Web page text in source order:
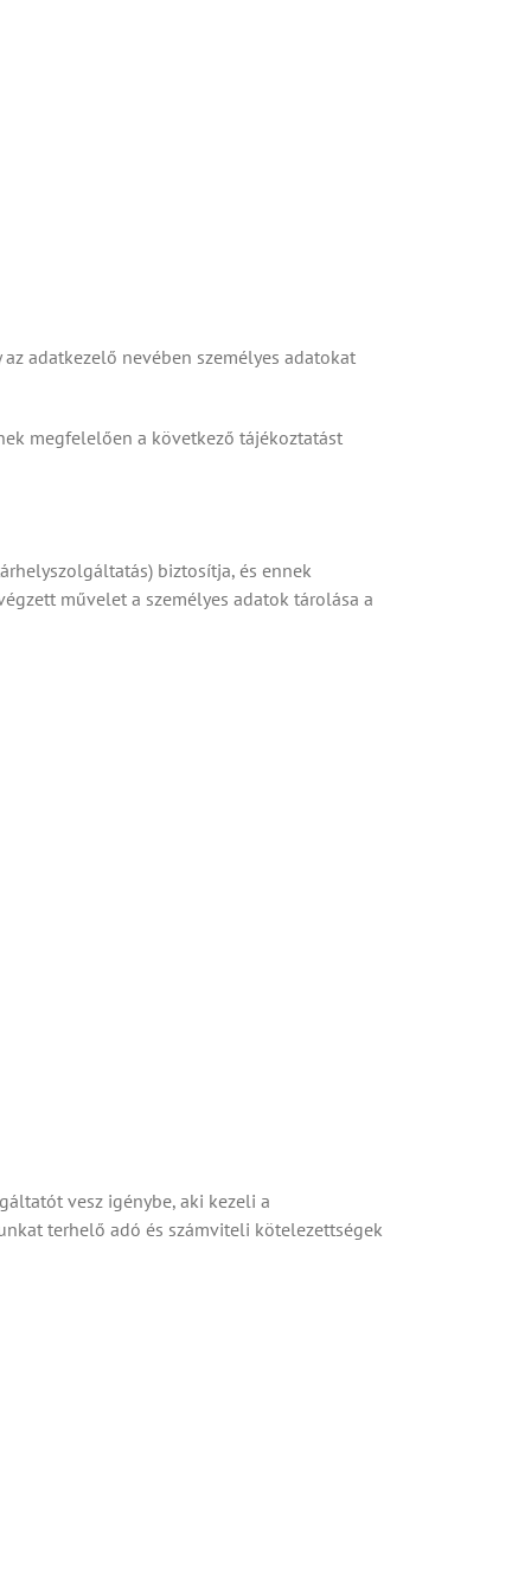
adatkezelő nevében személyes adatokat
megfelelően a következő tájékoztatást
biztosítja, és ennek
művelet a személyes adatok tárolása a
vesz igénybe, aki kezeli a
terhelő adó és számviteli kötelezettségek